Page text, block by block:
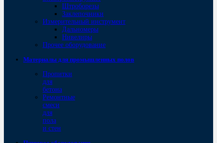
Штроборезы
Заклепочники
Измерительный инструмент
Дальномеры
Нивелиры
Прочее оборудование
Материалы для промышленных полов
Пропитки
для
бетона
Ремонтные
смеси
для
пола
и стен